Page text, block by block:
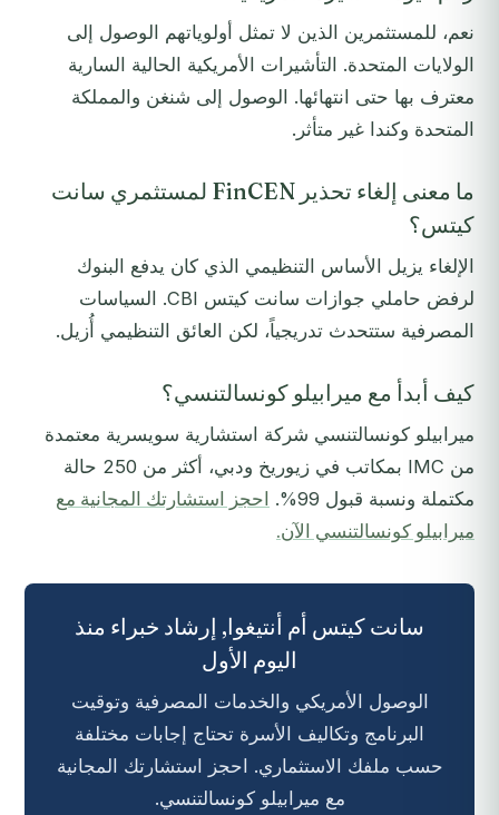
نعم، للمستثمرين الذين لا تمثل أولوياتهم الوصول إلى
الولايات المتحدة. التأشيرات الأمريكية الحالية السارية
معترف بها حتى انتهائها. الوصول إلى شنغن والمملكة
المتحدة وكندا غير متأثر.
ما معنى إلغاء تحذير FinCEN لمستثمري سانت
كيتس؟
الإلغاء يزيل الأساس التنظيمي الذي كان يدفع البنوك
لرفض حاملي جوازات سانت كيتس CBI. السياسات
المصرفية ستتحدث تدريجياً، لكن العائق التنظيمي أُزيل.
كيف أبدأ مع ميرابيلو كونسالتنسي؟
ميرابيلو كونسالتنسي شركة استشارية سويسرية معتمدة
من IMC بمكاتب في زيوريخ ودبي، أكثر من 250 حالة
مكتملة ونسبة قبول 99%.
احجز استشارتك المجانية مع
ميرابيلو كونسالتنسي الآن.
سانت كيتس أم أنتيغوا, إرشاد خبراء منذ
اليوم الأول
الوصول الأمريكي والخدمات المصرفية وتوقيت
البرنامج وتكاليف الأسرة تحتاج إجابات مختلفة
حسب ملفك الاستثماري. احجز استشارتك المجانية
مع ميرابيلو كونسالتنسي.